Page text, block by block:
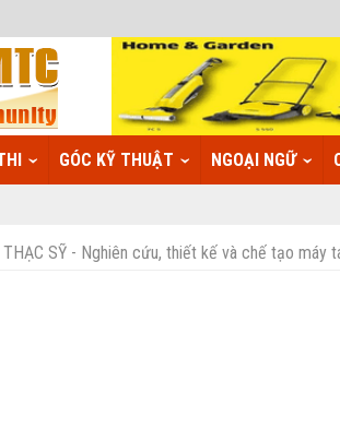
GÓC KỸ THUẬT NGOẠI NGỮ
THẠC SỸ - Nghiên cứu, thiết kế và chế tạo máy